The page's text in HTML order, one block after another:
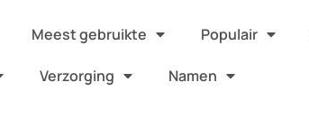
Meest gebruikte Populair
Verzorging Namen